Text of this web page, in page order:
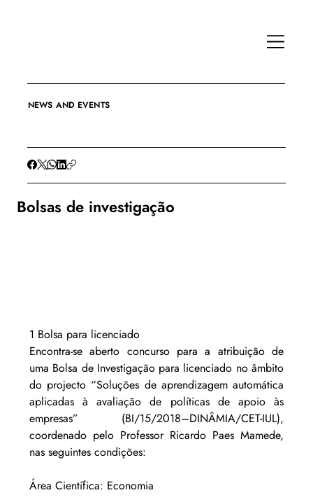
NEWS AND EVENTS
Bolsas de investigação
1 Bolsa para licenciado
Encontra-se aberto concurso para a atribuição de
uma Bolsa de Investigação para licenciado no âmbito
do projecto “Soluções de aprendizagem automática
aplicadas à avaliação de políticas de apoio às
empresas” (BI/15/2018–DINÂMIA/CET-IUL),
coordenado pelo Professor Ricardo Paes Mamede,
nas seguintes condições:
Área Científica: Economia